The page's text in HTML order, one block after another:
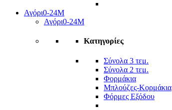
Αγόρι0-24Μ
Αγόρι0-24Μ
Κατηγορίες
Σύνολα 3 τεμ.
Σύνολα 2 τεμ.
Φορμάκια
Μπλούζες-Κορμάκια
Φόρμες Εξόδου